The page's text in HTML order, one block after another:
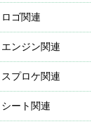
ゴ関連
ンジン関連
プロケ関連
ート関連